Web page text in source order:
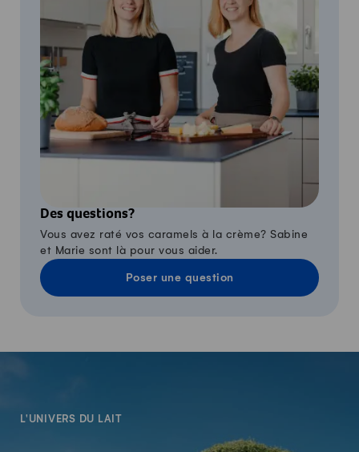
Des questions?
Vous avez raté vos caramels à la crème? Sabine
et Marie sont là pour vous aider.
Poser une question
L'UNIVERS DU LAIT